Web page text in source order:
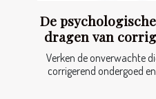
De
dragen van
Verken de onverwachte
corrigerend ondergoed